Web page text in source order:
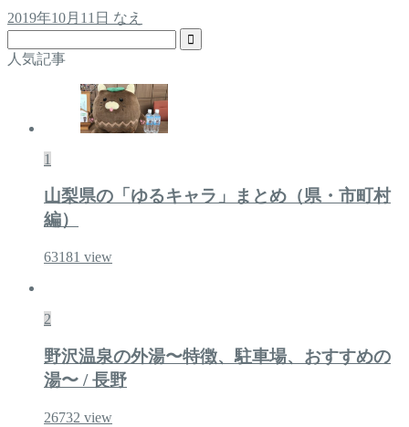
2019年10月11日 なえ
人気記事
1
山梨県の「ゆるキャラ」まとめ（県・市町村
編）
63181 view
2
野沢温泉の外湯〜特徴、駐車場、おすすめの
湯〜 / 長野
26732 view